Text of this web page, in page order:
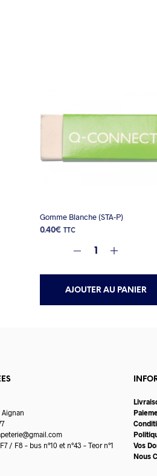
Gomme Blanche (STA-P)
0.40€ TTC
AJOUTER AU PANIER
Aignan
/ F8 – bus n°10 et n°43 – Teor n°1
Vos
Nous